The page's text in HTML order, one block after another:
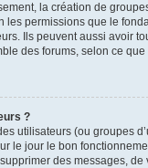
la création de
les permissions que le
Ils peuvent aussi avoir
des forums, selon ce
?
utilisateurs (ou groupes
le jour le bon
des messages, de